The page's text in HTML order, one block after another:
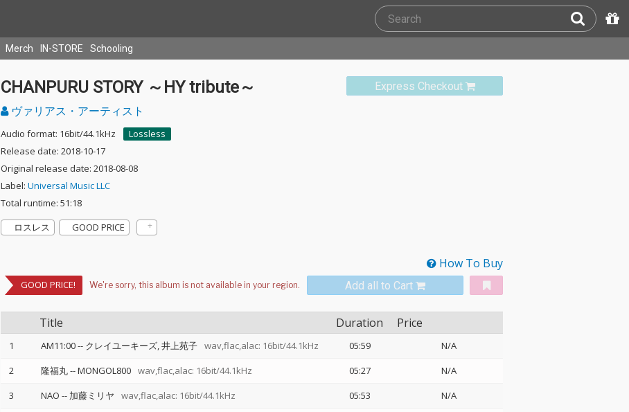
Merch IN-STORE Schooling
Express Checkout
CHANPURU STORY ～HY tribute～
ヴァリアス・アーティスト
Audio format: 16bit/44.1kHz
Lossless
Release date: 2018-10-17
Original release date: 2018-08-08
Label: Universal Music LLC
Total runtime: 51:18
ロスレス
GOOD PRICE
How To Buy
GOOD PRICE! Add all to Cart
Title Duration Price
1 AM11:00-- クレイユーキーズ 井上苑子 wav,flac,alac: 16bit/44.1kHz 05:59
N/A
2
隆福丸--MONGOL800 wav,flac,alac: 16bit/44.1kHz 05:27
N/A
3
NAO -- 加藤ミリヤ wav,flac,alac: 16bit/44.1kHz 05:53
N/A